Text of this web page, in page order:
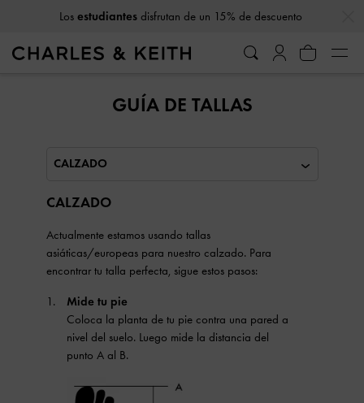
Los estudiantesdisfrutan de un 15% de descuento
GUÍA DE TALLAS
Seleccionar categoría de tallas
CALZADO
Actualmente estamos usando tallas
asiáticas/europeas para nuestro calzado. Para
encontrar tu talla perfecta, sigue estos pasos:
Mide tu pie
Coloca la planta de tu pie contra una pared a
nivel del suelo. Luego mide la distancia del
punto A al B.